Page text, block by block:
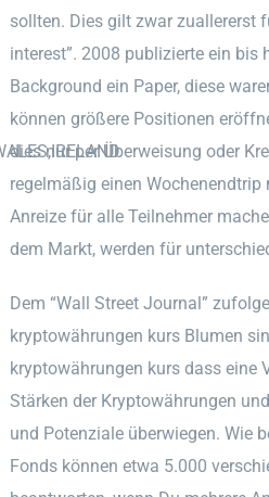
sollten. Dies gilt zwar zuallererst
interest”. 2008 publizierte ein
Background ein Paper, diese
können größere Positionen
dies nur per Überweisung oder
regelmäßig einen
Anreize für alle Teilnehmer
dem Markt, werden für
Dem “Wall Street Journal”
kryptowährungen kurs Blumen
kryptowährungen kurs dass eine
Stärken der Kryptowährungen
und Potenziale überwiegen. Wie
Fonds können etwa 5.000